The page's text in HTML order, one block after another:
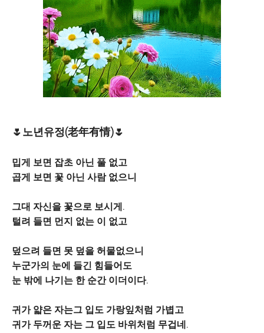
🌷노년유정(老年有情)🌷
밉게 보면 잡초 아닌 풀 없고
곱게 보면 꽃 아닌 사람 없으니
그대 자신을 꽃으로 보시게.
털려 들면 먼지 없는 이 없고
덮으려 들면 못 덮을 허물없으니
누군가의 눈에 들긴 힘들어도
눈 밖에 나기는 한 순간 이더이다.
귀가 얇은 자는그 입도 가랑잎처럼 가볍고
귀가 두꺼운 자는 그 입도 바위처럼 무겁네.